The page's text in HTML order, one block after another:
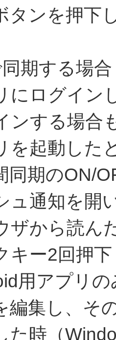
タンを押下
期する場合
にログイン
ンする場合
を起動した
同期のON/
ュ通知を
ザから読
キー2回押
用アプリ
編集し、そ
た時（